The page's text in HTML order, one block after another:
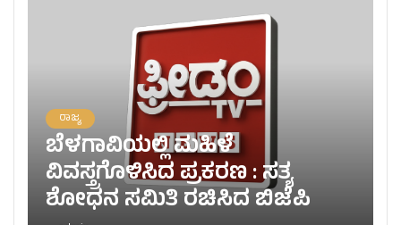
ರಾಜ್ಯ
ಬೆಳಗಾವಿಯಲ್ಲಿ ಮಹಿಳೆ
ವಿವಸ್ತ್ರಗೊಳಿಸಿದ ಪ್ರಕರಣ : ಸತ್ಯ
ಶೋಧನ ಸಮಿತಿ ರಚಿಸಿದ ಬಿಜೆಪಿ